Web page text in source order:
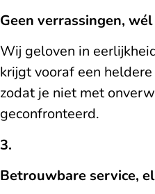
Geen verrassingen,
Wij geloven in
krijgt vooraf een
zodat je niet met
geconfronteerd.
3.
Betrouwbare service,